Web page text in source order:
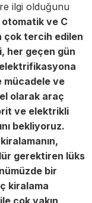
ilgi olduğunu
ve C
çok tercih edilen
her geçen gün
mücadele ve
olarak araç
ve elektrikli
bekliyoruz.
gerektiren lüks
bir
kiralama